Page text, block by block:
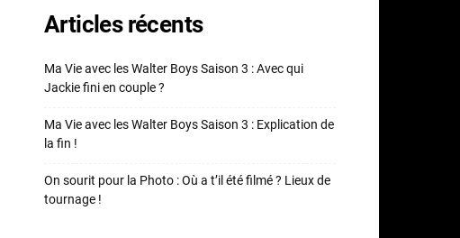
Articles récents
Ma Vie avec les Walter Boys Saison 3 : Avec qui
Jackie fini en couple ?
Ma Vie avec les Walter Boys Saison 3 : Explication de
la fin !
On sourit pour la Photo : Où a t’il été filmé ? Lieux de
tournage !